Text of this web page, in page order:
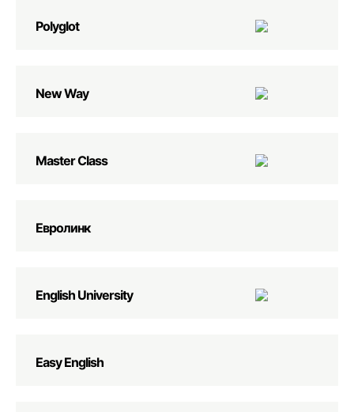
Polyglot
New Way
Master Class
Евролинк
English University
Easy English